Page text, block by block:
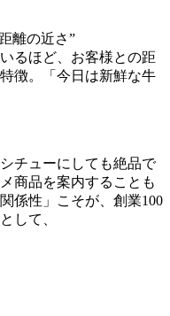
離の近さ”
るほど、お客様との距
徴。「今日は新鮮な牛
チューにしても絶品で
商品を案内することも
係性」こそが、創業100
して、